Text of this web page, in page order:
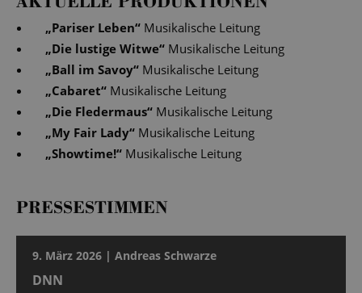
„Pariser Leben“ Musikalische Leitung
„Die lustige Witwe“ Musikalische Leitung
„Ball im Savoy“ Musikalische Leitung
„Cabaret“ Musikalische Leitung
„Die Fledermaus“ Musikalische Leitung
„My Fair Lady“ Musikalische Leitung
„Showtime!“ Musikalische Leitung
PRESSESTIMMEN
9. März 2026 | Andreas Schwarze
DNN